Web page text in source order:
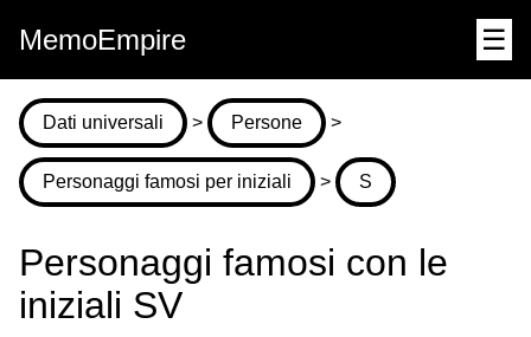
MemoEmpire ☰
Dati universali > Persone >
Personaggi famosi per iniziali > S
Personaggi famosi con le
iniziali SV